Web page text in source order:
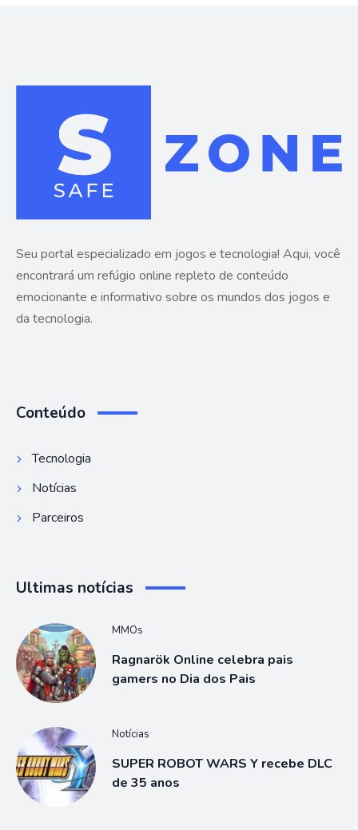
Seu portal especializado em jogos e tecnologia! Aqui, você
encontrará um refúgio online repleto de conteúdo
emocionante e informativo sobre os mundos dos jogos e
da tecnologia.
Conteúdo
Tecnologia
Notícias
Parceiros
Ultimas notícias
MMOs
Ragnarök Online celebra pais
gamers no Dia dos Pais
Notícias
SUPER ROBOT WARS Y recebe DLC
de 35 anos